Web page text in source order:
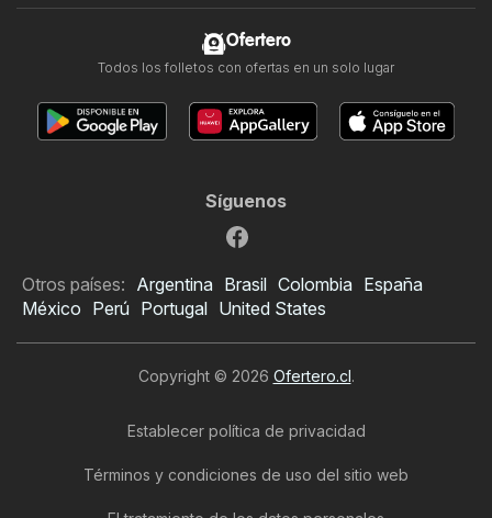
Ofertero
Todos los folletos con ofertas en un solo lugar
Síguenos
Otros países: Argentina Brasil Colombia España
México Perú Portugal United States
Copyright © 2026 Ofertero.cl.
Establecer política de privacidad
Términos y condiciones de uso del sitio web